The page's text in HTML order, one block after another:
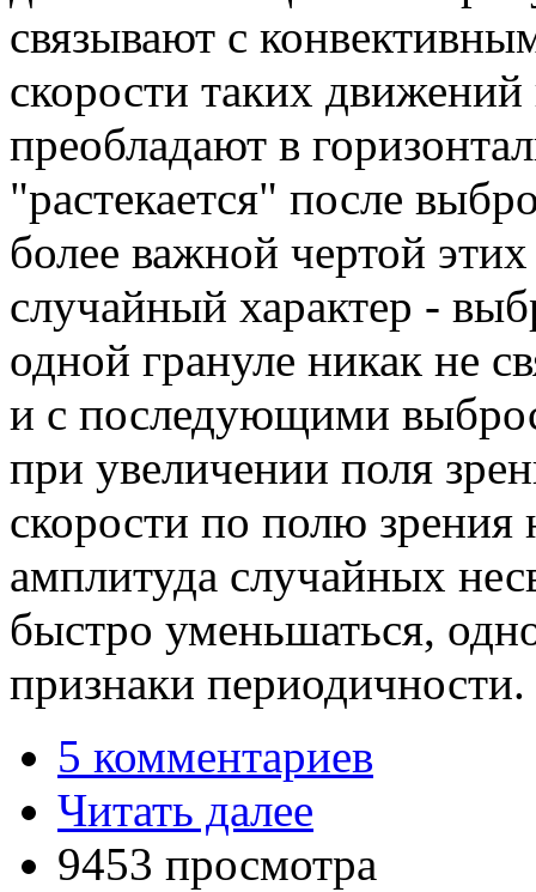
связывают с
скорости таких
преобладают в
"растекается" после
более важной чертой
случайный характер -
одной грануле никак не
и с последующими
при увеличении поля
скорости по полю
амплитуда случайных
быстро уменьшаться,
признаки периодичности.
5 комментариев
Читать далее
9453 просмотра